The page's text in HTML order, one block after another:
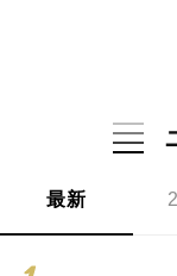
最新